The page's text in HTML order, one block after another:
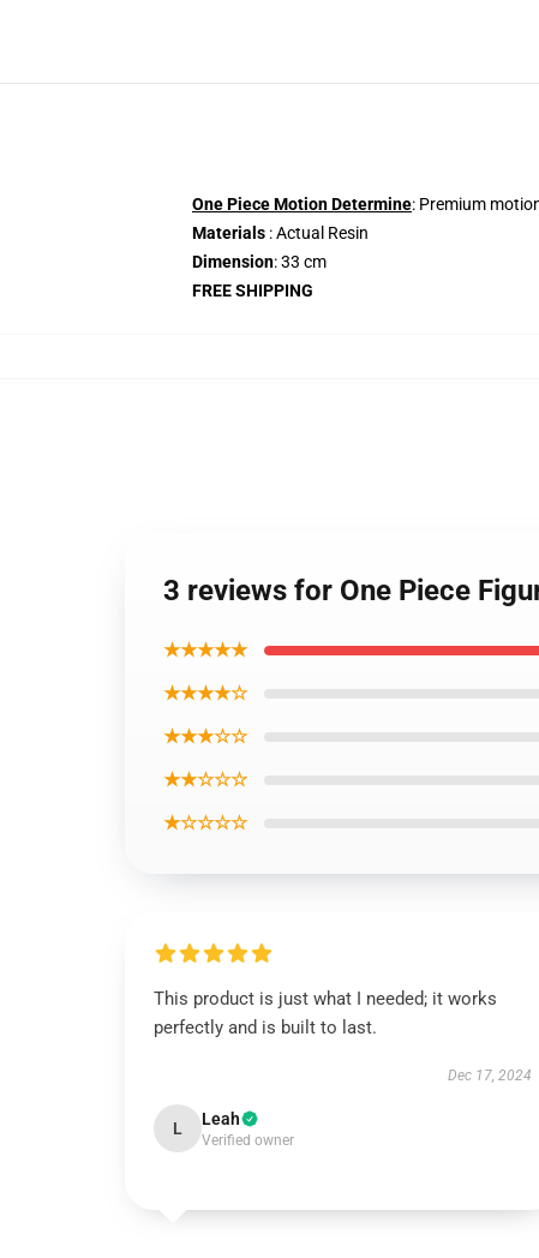
One Piece Motion Determine: Premium
Materials : Actual Resin
Dimension: 33 cm
FREE SHIPPING
3 reviews for One Piece
★★★★★
★★★★☆
★★★☆☆
★★☆☆☆
★☆☆☆☆
This product is just what I needed; it works
perfectly and is built to last.
Dec 17, 2024
L Leah
Verified owner